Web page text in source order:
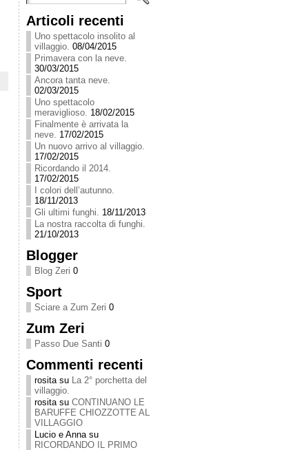
Articoli recenti
Uno spettacolo insolito al
villaggio. 08/04/2015
Primavera con la neve.
30/03/2015
Ancora tanta neve.
02/03/2015
Uno spettacolo
meraviglioso. 18/02/2015
Finalmente è arrivata la
neve. 17/02/2015
Un nuovo arrivo al villaggio.
17/02/2015
Ricordando il 2014.
17/02/2015
I colori dell’autunno.
18/11/2013
Gli ultimi funghi. 18/11/2013
La nostra raccolta di funghi.
21/10/2013
Blogger
Blog Zeri 0
Sport
Sciare a Zum Zeri 0
Zum Zeri
Passo Due Santi 0
Commenti recenti
rositasu La 2° porchetta del
villaggio.
rositasu CONTINUANO LE
BARUFFE CHIOZZOTTE AL
VILLAGGIO
Lucio e Annasu
RICORDANDO IL PRIMO